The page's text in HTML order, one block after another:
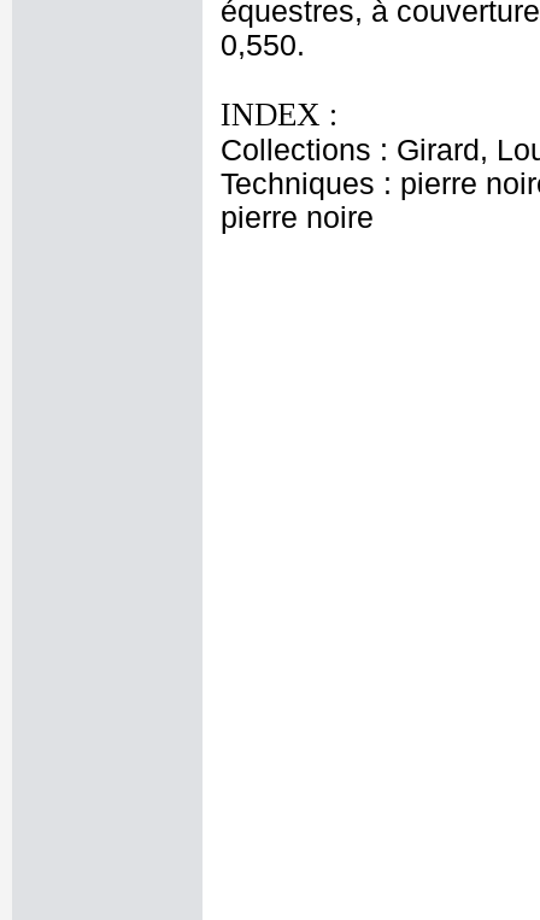
équestres, à
0,550.
INDEX :
Collections : Girard,
Techniques : pierre
pierre noire